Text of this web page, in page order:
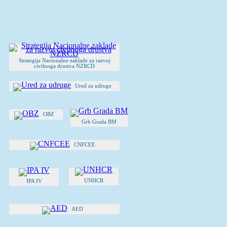
Strategija Nacionalne zaklade za razvoj
civilnoga drustva NZRCD
Ured za udruge
OBZ
Grb Grada BM
CNFCEE
IPA IV UNHCR
AED